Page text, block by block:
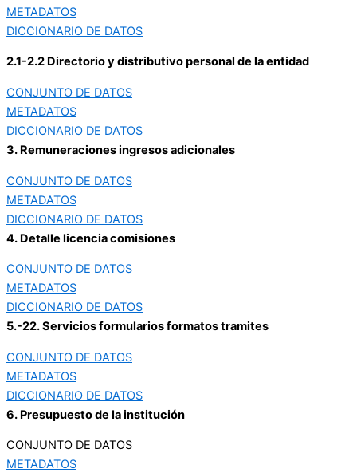
METADATOS
DICCIONARIO DE DATOS
2.1-2.2 Directorio y distributivo personal de la entidad
CONJUNTO DE DATOS
METADATOS
DICCIONARIO DE DATOS
3. Remuneraciones ingresos adicionales
CONJUNTO DE DATOS
METADATOS
DICCIONARIO DE DATOS
4. Detalle licencia comisiones
CONJUNTO DE DATOS
METADATOS
DICCIONARIO DE DATOS
5.-22. Servicios formularios formatos tramites
CONJUNTO DE DATOS
METADATOS
DICCIONARIO DE DATOS
6. Presupuesto de la institución
CONJUNTO DE DATOS
METADATOS